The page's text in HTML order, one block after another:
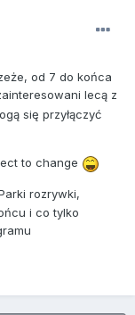
od 7 do końca
lecą z
się przyłączyć
to change
rozrywki,
i co tylko